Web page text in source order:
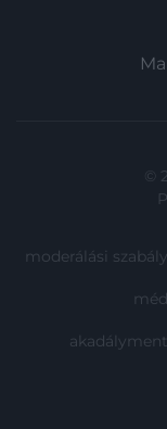
©
moderálási